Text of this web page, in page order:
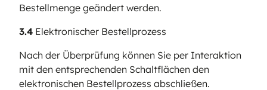
Bestellmenge geändert werden.
3.4 Elektronischer Bestellprozess
Nach der Überprüfung können Sie per Interaktion
mit den entsprechenden Schaltflächen den
elektronischen Bestellprozess abschließen.